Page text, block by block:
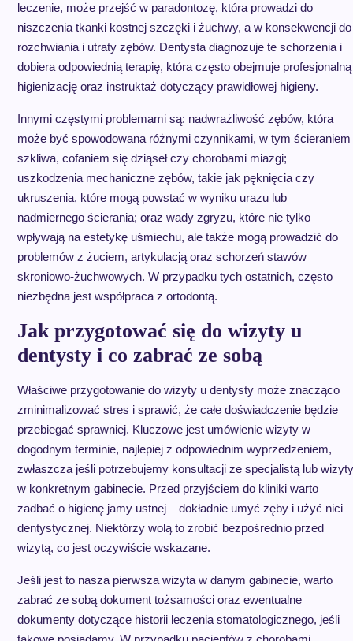
leczenie, może przejść w paradontozę, która prowadzi do
niszczenia tkanki kostnej szczęki i żuchwy, a w konsekwencji do
rozchwiania i utraty zębów. Dentysta diagnozuje te schorzenia i
dobiera odpowiednią terapię, która często obejmuje profesjonalną
higienizację oraz instruktaż dotyczący prawidłowej higieny.
Innymi częstymi problemami są: nadwrażliwość zębów, która
może być spowodowana różnymi czynnikami, w tym ścieraniem
szkliwa, cofaniem się dziąseł czy chorobami miazgi;
uszkodzenia mechaniczne zębów, takie jak pęknięcia czy
ukruszenia, które mogą powstać w wyniku urazu lub
nadmiernego ścierania; oraz wady zgryzu, które nie tylko
wpływają na estetykę uśmiechu, ale także mogą prowadzić do
problemów z żuciem, artykulacją oraz schorzeń stawów
skroniowo-żuchwowych. W przypadku tych ostatnich, często
niezbędna jest współpraca z ortodontą.
Jak przygotować się do wizyty u
dentysty i co zabrać ze sobą
Właściwe przygotowanie do wizyty u dentysty może znacząco
zminimalizować stres i sprawić, że całe doświadczenie będzie
przebiegać sprawniej. Kluczowe jest umówienie wizyty w
dogodnym terminie, najlepiej z odpowiednim wyprzedzeniem,
zwłaszcza jeśli potrzebujemy konsultacji ze specjalistą lub wizyty
w konkretnym gabinecie. Przed przyjściem do kliniki warto
zadbać o higienę jamy ustnej – dokładnie umyć zęby i użyć nici
dentystycznej. Niektórzy wolą to zrobić bezpośrednio przed
wizytą, co jest oczywiście wskazane.
Jeśli jest to nasza pierwsza wizyta w danym gabinecie, warto
zabrać ze sobą dokument tożsamości oraz ewentualne
dokumenty dotyczące historii leczenia stomatologicznego, jeśli